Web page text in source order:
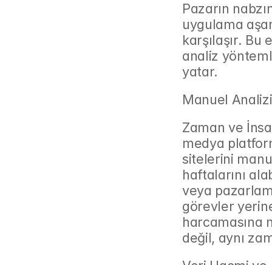
Pazarın
uygulama
karşılaşır.
analiz
yatar.
Manuel
Zaman ve
medya
sitelerini
haftalarını
veya
görevler
harcamasına
değil, aynı